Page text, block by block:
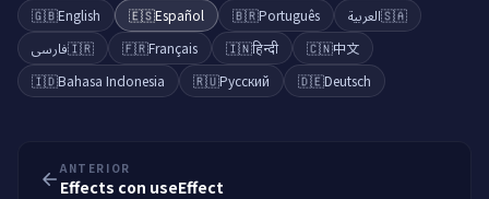
🇬🇧English 🇪🇸Español 🇧🇷Português 🇸🇦العربية
🇮🇷فارسی 🇫🇷Français 🇮🇳हिन्दी 🇨🇳中文
🇮🇩Bahasa Indonesia 🇷🇺Русский 🇩🇪Deutsch
ANTERIOR
Effects con useEffect